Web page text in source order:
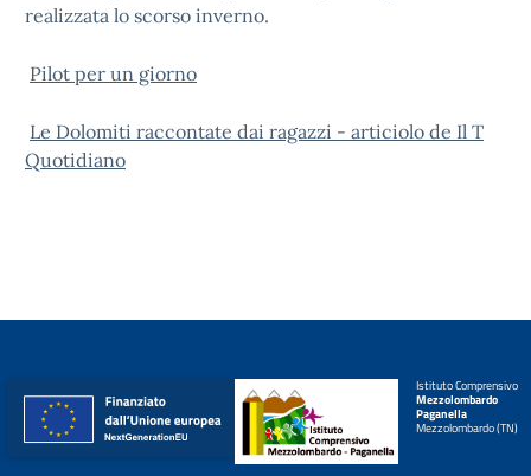
realizzata lo scorso inverno.
Pilot per un giorno
Le Dolomiti raccontate dai ragazzi - articiolo de Il T
Quotidiano
Istituto Comprensivo
Mezzolombardo
Paganella
Mezzolombardo (TN)